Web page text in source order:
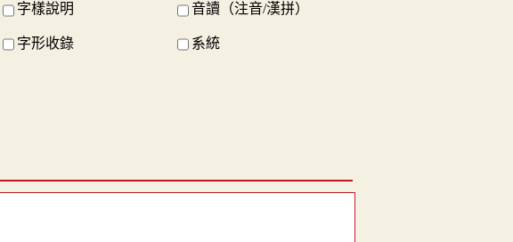
字樣說明 音讀（注音/漢拼）
字形收錄 系統